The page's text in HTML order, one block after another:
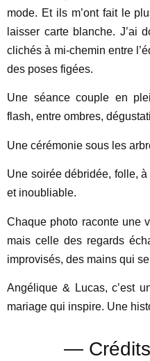
mode. Et ils m’ont fait le
laisser carte blanche. J’ai
clichés à mi-chemin entre
des poses figées.
Une séance couple en
flash, entre ombres,
Une cérémonie sous les
Une soirée débridée, folle,
et inoubliable.
Chaque photo raconte une
mais celle des regards
improvisés, des mains qui
Angélique & Lucas, c’est
mariage qui inspire. Une
—